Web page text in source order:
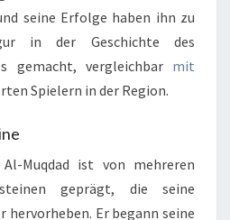
seine Erfolge haben ihn zu
in der Geschichte des
gemacht, vergleichbar mit
Spielern in der Region.
Muqdad ist von mehreren
geprägt, die seine
hervorheben. Er begann seine